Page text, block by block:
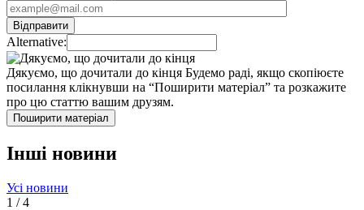
Alternative:
Дякуємо, що дочитали до кінця Будемо раді, якщо скопіюєте
посилання клікнувши на “Поширити матеріал” та розкажите
про цю статтю вашим друзям.
Поширити матеріал
Інші новини
Усі новини
1 /4